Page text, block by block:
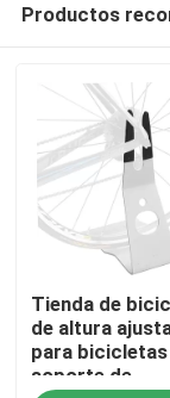
Inicio
Productos
Videos
Productos
Tienda de
de altura
para bicicletas
soporte de